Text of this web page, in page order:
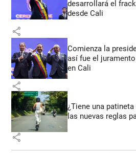
desarrollará el
desde Cali
share
Comienza la
así fue el
en Cali
share
¿Tiene una
las nuevas reglas
share